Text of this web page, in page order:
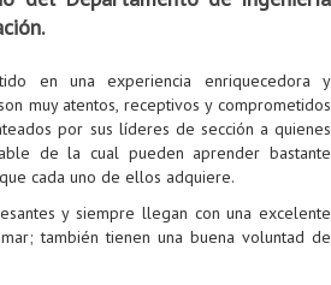
en una experiencia enriquecedora y
muy atentos, receptivos y comprometidos
por sus líderes de sección a quienes
de la cual pueden aprender bastante
cada uno de ellos adquiere.
y siempre llegan con una excelente
también tienen una buena voluntad de
en otros departamentos
intersemestral
Estudiantes de Maestría RGEMa
Tecnologías de Información (MAIT)
de Tecnologías de Información
(MBC)
de Información para el Negocio
Visualización, Robótica y Sistemas
Empresariales
y Redes
Móvil
Forense